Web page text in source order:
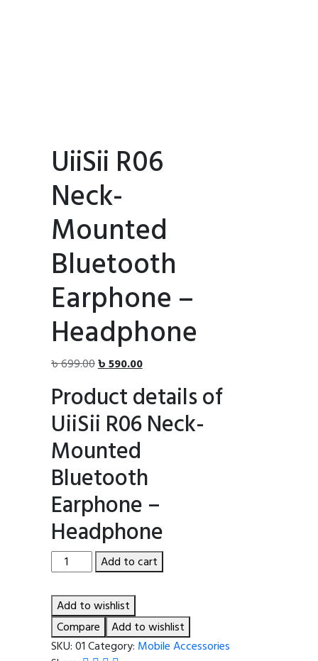
UiiSii R06
Neck-
Mounted
Bluetooth
Earphone –
Headphone
৳699.00Original
was:
৳ 699.00.
৳590.00Current
is:
৳ 590.00.
Product details of
UiiSii R06 Neck-
Mounted
Bluetooth
Earphone –
Headphone
UiiSii
R06
Neck-
Mounted
Bluetooth
Earphone
Add to cart
Add to wishlist
Compare
Add to wishlist
SKU:01Category: Mobile Accessories